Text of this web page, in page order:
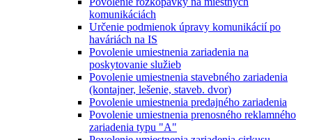
komunikáciách
Určenie podmienok úpravy komunikácií po
haváriách na IS
Povolenie umiestnenia zariadenia na
poskytovanie služieb
Povolenie umiestnenia stavebného zariadenia
(kontajner, lešenie, staveb. dvor)
Povolenie umiestnenia predajného zariadenia
Povolenie umiestnenia prenosného reklamného
zariadenia typu "A"